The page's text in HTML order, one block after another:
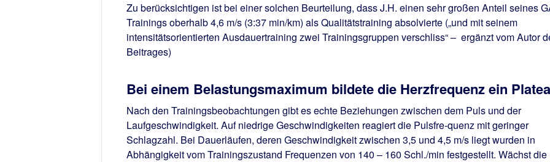
Zu berücksichtigen ist bei einer solchen Beurteilung, dass J.H. einen sehr großen Anteil seines
Trainings oberhalb 4,6 m/s (3:37 min/km) als Qualitätstraining absolvierte („und mit seinem
intensitätsorientierten Ausdauertraining zwei Trainingsgruppen verschliss“ – ergänzt vom Autor
Beitrages)
Bei einem Belastungsmaximum bildete die Herzfrequenz ein
Nach den Trainingsbeobachtungen gibt es echte Beziehungen zwischen dem Puls und der
Laufgeschwindigkeit. Auf niedrige Geschwindigkeiten reagiert die Pulsfre-quenz mit geringer
Schlagzahl. Bei Dauerläufen, deren Geschwindigkeit zwischen 3,5 und 4,5 m/s liegt wurden in
Abhängigkeit vom Trainingszustand Frequenzen von 140 – 160 Schl./min festgestellt. Wächst die